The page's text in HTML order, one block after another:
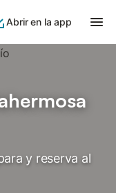
Abrir en la app
y reserva al